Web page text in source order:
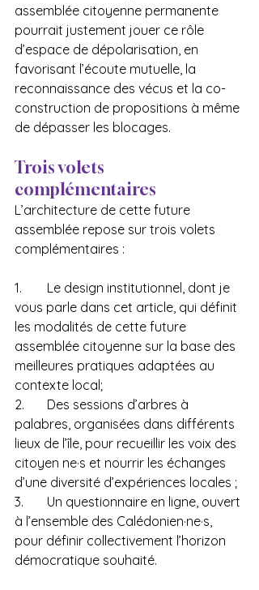
assemblée citoyenne permanente
pourrait justement jouer ce rôle
d’espace de dépolarisation, en
favorisant l’écoute mutuelle, la
reconnaissance des vécus et la co-
construction de propositions à même
de dépasser les blocages.
Trois volets
complémentaires
L’architecture de cette future
assemblée repose sur trois volets
complémentaires :
1.	Le design institutionnel, dont je
vous parle dans cet article, qui définit
les modalités de cette future
assemblée citoyenne sur la base des
meilleures pratiques adaptées au
contexte local;
2.	Des sessions d’arbres à
palabres, organisées dans différents
lieux de l’île, pour recueillir les voix des
citoyen ne·s et nourrir les échanges
d’une diversité d’expériences locales ;
3.	Un questionnaire en ligne, ouvert
à l’ensemble des Calédonien·ne·s,
pour définir collectivement l’horizon
démocratique souhaité.